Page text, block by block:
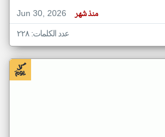
Jun 30, 2026
منذ شهر
عدد الكلمات: ٢٢٨